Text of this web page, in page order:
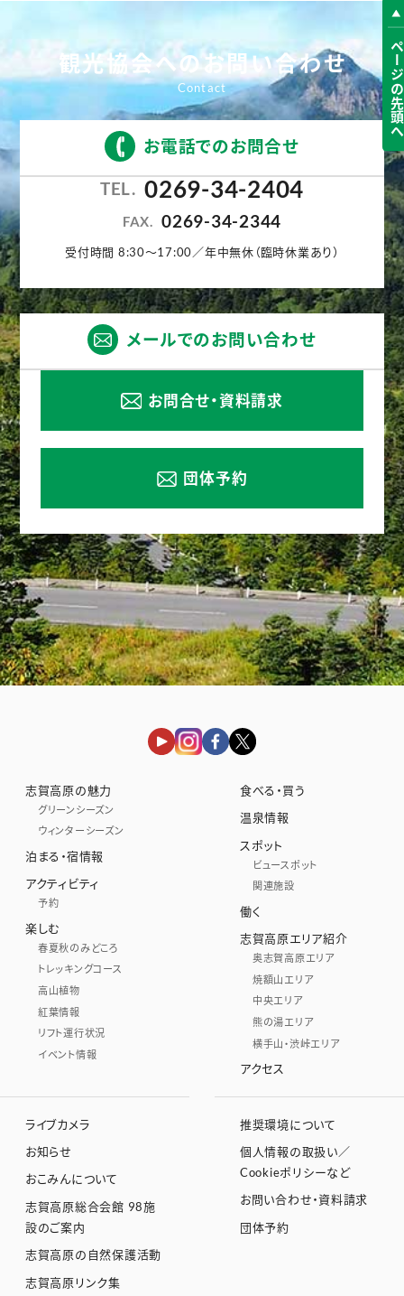
観光協会へのお問い合わせ
お電話でのお問合せ
TEL. 0269-34-2404
FAX. 0269-34-2344
受付時間 8:30〜17:00／年中無休（臨時休業あり）
メールでのお問い合わせ
お問合せ・資料請求
団体予約
志賀高原の魅力
グリーンシーズン
ウィンターシーズン
泊まる・宿情報
アクティビティ
予約
楽しむ
春夏秋のみどころ
トレッキングコース
高山植物
紅葉情報
リフト運行状況
イベント情報
食べる・買う
温泉情報
スポット
ビュースポット
関連施設
働く
志賀高原エリア紹介
奥志賀高原エリア
焼額山エリア
中央エリア
熊の湯エリア
横手山・渋峠エリア
アクセス
ライブカメラ
お知らせ
おこみんについて
志賀高原総合会館 98施
設のご案内
志賀高原の自然保護活動
志賀高原リンク集
推奨環境について
個人情報の取扱い／
Cookieポリシーなど
お問い合わせ・資料請求
団体予約
ページの先頭へ